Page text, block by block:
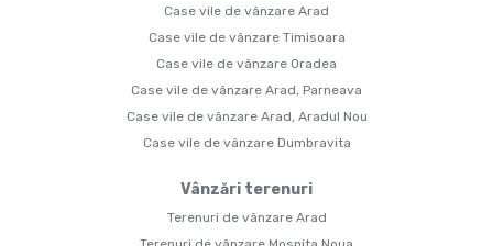
Case vile de vânzare Arad
Case vile de vânzare Timisoara
Case vile de vânzare Oradea
Case vile de vânzare Arad, Parneava
Case vile de vânzare Arad, Aradul Nou
Case vile de vânzare Dumbravita
Vânzări terenuri
Terenuri de vânzare Arad